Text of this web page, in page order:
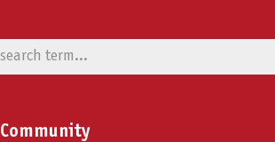
Community